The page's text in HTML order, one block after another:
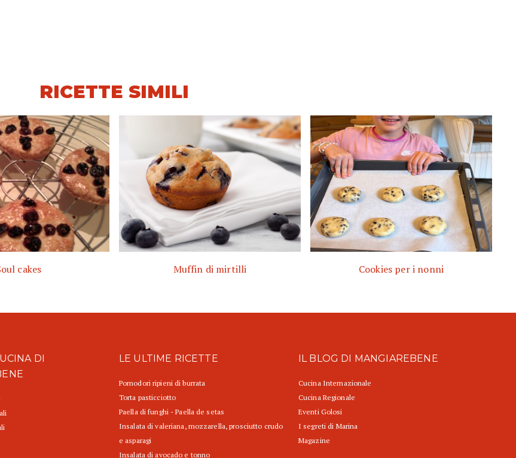
RICETTE SIMILI
cakes Muffin di mirtilli Cookies per i nonni
DI
LE ULTIME RICETTE
Pomodori ripieni di burrata
Torta pasticciotto
Paella di funghi - Paella de setas
Insalata di valeriana, mozzarella, prosciutto crudo
e asparagi
Insalata di avocado e tonno
IL BLOG DI MANGIAREBENE
Cucina Internazionale
Cucina Regionale
Eventi Golosi
I segreti di Marina
Magazine